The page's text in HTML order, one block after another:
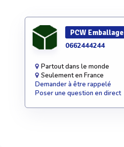
PCW Emballage
0662444244
Partout dans le monde
Seulement en France
Demander à être rappelé
Poser une question en direct